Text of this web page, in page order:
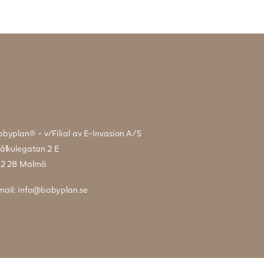
- v/Filial av E-Invasion A/S
2 E
28 Malmö
info@babyplan.se